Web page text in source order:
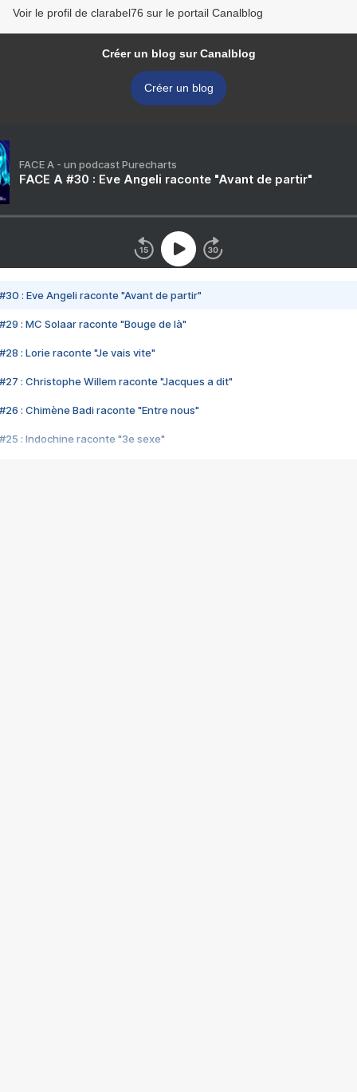
Voir le profil de clarabel76 sur le portail Canalblog
Créer un blog sur Canalblog
Créer un blog
FACE A - un podcast Purecharts
FACE A #30 : Eve Angeli raconte "Avant de partir"
#30 : Eve Angeli raconte "Avant de partir"
#29 : MC Solaar raconte "Bouge de là"
#28 : Lorie raconte "Je vais vite"
#27 : Christophe Willem raconte "Jacques a dit"
#26 : Chimène Badi raconte "Entre nous"
#25 : Indochine raconte "3e sexe"